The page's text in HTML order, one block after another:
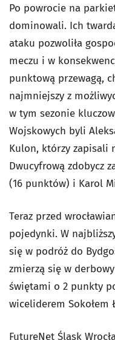
Po powrocie na
dominowali. Ich
ataku pozwoliła
meczu i w
punktową przewagą,
najmniejszy z
w tym sezonie
Wojskowych byli
Kulon, którzy zapisali
Dwucyfrową zdobycz
(16 punktów) i Karol
Teraz przed
pojedynki. W
się w podróż do
zmierzą się w
świętami o 2 punkty
wiceliderem Sokołem
FutureNet Śląsk